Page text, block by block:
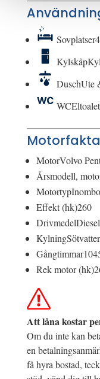
Sovplatser4
Kylskåp
DuschUte
WC
Motorfakta
MotorVolvo
Årsmodell,
Motortyp
Effekt (hk)260
DrivmedelDiesel
Kylning
Gångtimmar
Rek motor (hk)
Att låna kostar
Om du inte kan
en
få hyra bostad,